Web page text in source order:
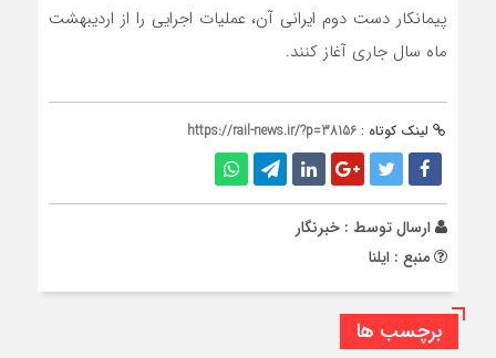
پیمانکار دست دوم ایرانی آن، عملیات اجرایی را از اردیبهشت
ماه سال جاری آغاز کنند.
لینک کوتاه : https://rail-news.ir/?p=38156
ارسال توسط : خبرنگار
منبع : ایلنا
برچسب ها